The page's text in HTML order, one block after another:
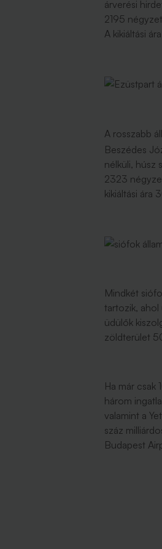
árverési
2195
A kikiáltási
A rosszabb
Beszédes
nélküli, húsz
2323
kikiáltási ára
Mindkét
tartozik, ahol
üdülők
zöldterület
Ha már csak
három
valamint a
száz
Budapest